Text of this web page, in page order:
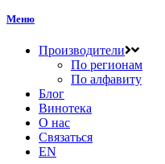
Меню
Производители
По регионам
По алфавиту
Блог
Винотека
О нас
Связаться
EN